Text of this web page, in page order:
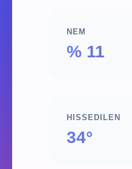
NEM
% 11
HISSEDILEN
34°